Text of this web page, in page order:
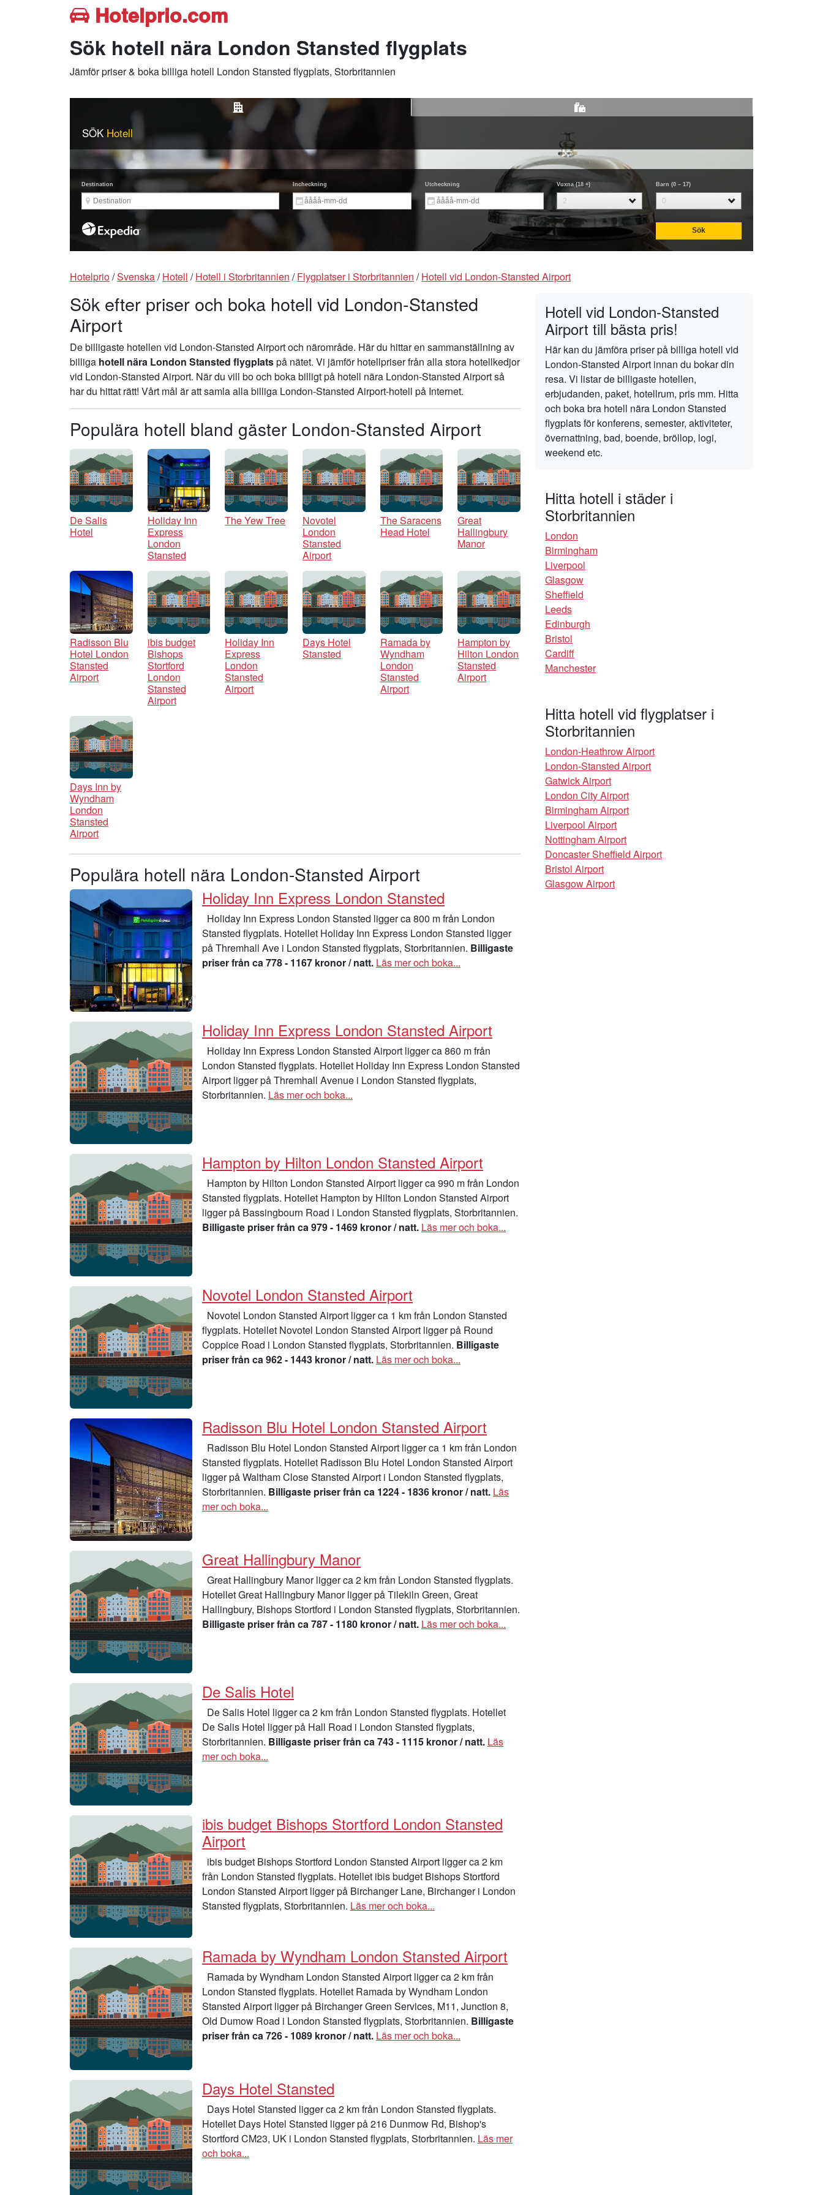
Hotelprio.com
Sök hotell nära London Stansted flygplats
Jämför priser & boka billiga hotell London Stansted flygplats, Storbritannien
Hotelprio/Svenska/Hotell /Hotell i Storbritannien /Flygplatser i Storbritannien /Hotell vid London-Stansted Airport
Sök efter priser och boka hotell vid London-Stansted
Airport
De billigaste hotellen vid London-Stansted Airport och närområde. Här du hittar en sammanställning av
billiga hotell nära London Stansted flygplatspå nätet. Vi jämför hotellpriser från alla stora hotellkedjor
vid London-Stansted Airport. När du vill bo och boka billigt på hotell nära London-Stansted Airport så
har du hittat rätt! Vårt mål är att samla alla billiga London-Stansted Airport-hotell på Internet.
Populära hotell bland gäster London-Stansted Airport
De Salis
Hotel
Holiday Inn
Express
London
Stansted
The Yew Tree
Novotel
London
Stansted
Airport
The Saracens
Head Hotel
Great
Hallingbury
Manor
Radisson Blu
Hotel London
Stansted
Airport
ibis budget
Bishops
Stortford
London
Stansted
Airport
Holiday Inn
Express
London
Stansted
Airport
Days Hotel
Stansted
Ramada by
Wyndham
London
Stansted
Airport
Hampton by
Hilton London
Stansted
Airport
Days Inn by
Wyndham
London
Stansted
Airport
Populära hotell nära London-Stansted Airport
Holiday Inn Express London Stansted
Holiday Inn Express London Stansted ligger ca 800 m från London
Stansted flygplats. Hotellet Holiday Inn Express London Stansted ligger
på Thremhall Ave i London Stansted flygplats, Storbritannien. Billigaste
priser från ca 778 - 1167 kronor / natt. Läs mer och boka...
Holiday Inn Express London Stansted Airport
Holiday Inn Express London Stansted Airport ligger ca 860 m från
London Stansted flygplats. Hotellet Holiday Inn Express London Stansted
Airport ligger på Thremhall Avenue i London Stansted flygplats,
Storbritannien. Läs mer och boka...
Hampton by Hilton London Stansted Airport
Hampton by Hilton London Stansted Airport ligger ca 990 m från London
Stansted flygplats. Hotellet Hampton by Hilton London Stansted Airport
ligger på Bassingbourn Road i London Stansted flygplats, Storbritannien.
Billigaste priser från ca 979 - 1469 kronor / natt. Läs mer och boka...
Novotel London Stansted Airport
Novotel London Stansted Airport ligger ca 1 km från London Stansted
flygplats. Hotellet Novotel London Stansted Airport ligger på Round
Coppice Road i London Stansted flygplats, Storbritannien. Billigaste
priser från ca 962 - 1443 kronor / natt. Läs mer och boka...
Radisson Blu Hotel London Stansted Airport
Radisson Blu Hotel London Stansted Airport ligger ca 1 km från London
Stansted flygplats. Hotellet Radisson Blu Hotel London Stansted Airport
ligger på Waltham Close Stansted Airport i London Stansted flygplats,
Storbritannien. Billigaste priser från ca 1224 - 1836 kronor / natt. Läs
mer och boka...
Great Hallingbury Manor
Great Hallingbury Manor ligger ca 2 km från London Stansted flygplats.
Hotellet Great Hallingbury Manor ligger på Tilekiln Green, Great
Hallingbury, Bishops Stortford i London Stansted flygplats, Storbritannien.
Billigaste priser från ca 787 - 1180 kronor / natt. Läs mer och boka...
De Salis Hotel
De Salis Hotel ligger ca 2 km från London Stansted flygplats. Hotellet
De Salis Hotel ligger på Hall Road i London Stansted flygplats,
Storbritannien. Billigaste priser från ca 743 - 1115 kronor / natt. Läs
mer och boka...
ibis budget Bishops Stortford London Stansted
Airport
ibis budget Bishops Stortford London Stansted Airport ligger ca 2 km
från London Stansted flygplats. Hotellet ibis budget Bishops Stortford
London Stansted Airport ligger på Birchanger Lane, Birchanger i London
Stansted flygplats, Storbritannien. Läs mer och boka...
Ramada by Wyndham London Stansted Airport
Ramada by Wyndham London Stansted Airport ligger ca 2 km från
London Stansted flygplats. Hotellet Ramada by Wyndham London
Stansted Airport ligger på Birchanger Green Services, M11, Junction 8,
Old Dumow Road i London Stansted flygplats, Storbritannien. Billigaste
priser från ca 726 - 1089 kronor / natt. Läs mer och boka...
Days Hotel Stansted
Days Hotel Stansted ligger ca 2 km från London Stansted flygplats.
Hotellet Days Hotel Stansted ligger på 216 Dunmow Rd, Bishop's
Stortford CM23, UK i London Stansted flygplats, Storbritannien. Läs mer
och boka...
Hotell vid London-Stansted
Airport till bästa pris!
Här kan du jämföra priser på billiga hotell vid
London-Stansted Airport innan du bokar din
resa. Vi listar de billigaste hotellen,
erbjudanden, paket, hotellrum, pris mm. Hitta
och boka bra hotell nära London Stansted
flygplats för konferens, semester, aktiviteter,
övernattning, bad, boende, bröllop, logi,
weekend etc.
Hitta hotell i städer i
Storbritannien
London
Birmingham
Liverpool
Glasgow
Sheffield
Leeds
Edinburgh
Bristol
Cardiff
Manchester
Hitta hotell vid flygplatser i
Storbritannien
London-Heathrow Airport
London-Stansted Airport
Gatwick Airport
London City Airport
Birmingham Airport
Liverpool Airport
Nottingham Airport
Doncaster Sheffield Airport
Bristol Airport
Glasgow Airport